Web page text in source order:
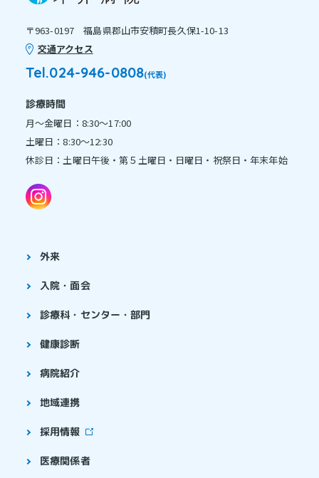
〒963-0197 福島県郡山市安積町長久保1-10-13
交通アクセス
Tel.024-946-0808(代表)
診療時間
月～金曜日：8:30～17:00
土曜日：8:30～12:30
休診日：土曜日午後・第５土曜日・日曜日・祝祭日・年末年始
外来
入院・面会
診療科・センター・部門
健康診断
病院紹介
地域連携
採用情報
医療関係者